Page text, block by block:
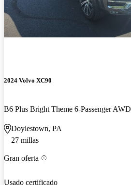
2024 Volvo XC90
B6 Plus Bright Theme 6-Passenger AWD
Doylestown, PA
27 millas
Gran oferta
Usado certificado